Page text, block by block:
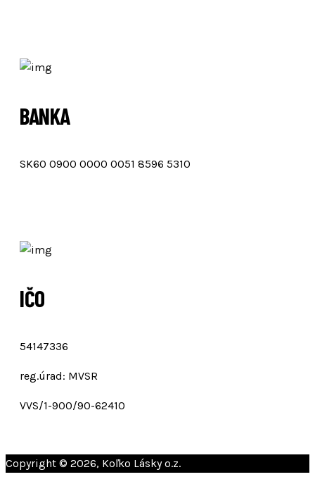
BANKA
SK60 0900 0000 0051 8596 5310
IČO
54147336
reg.úrad: MVSR
VVS/1-900/90-62410
Copyright © 2026, Koľko Lásky o.z.